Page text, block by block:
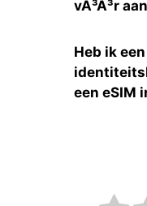
vÃ³Ã³r
Heb ik
een eSIM